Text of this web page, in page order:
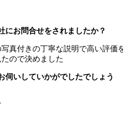
にお問合せをされましたか？
真付きの丁寧な説明で高い評価を
ので決めました
伺いしていかがでしたでしょう